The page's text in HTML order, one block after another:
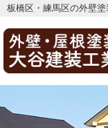
板橋区・練馬区の外壁